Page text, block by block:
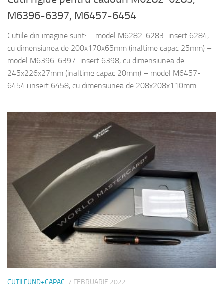
M6396-6397, M6457-6454
Cutiile din imagine sunt: – model M6282-6283+insert 6284,
cu dimensiunea de 200x170x65mm (inaltime capac 25mm) –
model M6396-6397+insert 6398, cu dimensiunea de
245x226x27mm (inaltime capac 20mm) – model M6457-
6454+insert 6458, cu dimensiunea de 208x208x110mm...
CUTII FUND+CAPAC 7 FEBRUARIE 2022